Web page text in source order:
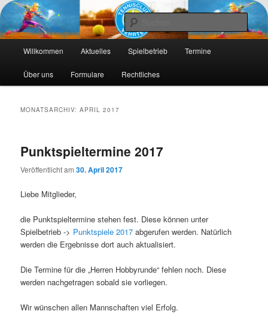
Tennis-Vehrte
Die Webseite des Tennisclub Vehrte e. V.
Zum
primären
Zum
sekundären
Willkommen Aktuelles Spielbetrieb Termine
Über uns Formulare Rechtliches
MONATSARCHIV:APRIL 2017
Punktspieltermine 2017
Veröffentlicht am30. April 2017
Liebe Mitglieder,
die Punktspieltermine stehen fest. Diese können unter
Spielbetrieb -> Punktspiele 2017 abgerufen werden. Natürlich
werden die Ergebnisse dort auch aktualisiert.
Die Termine für die „Herren Hobbyrunde“ fehlen noch. Diese
werden nachgetragen sobald sie vorliegen.
Wir wünschen allen Mannschaften viel Erfolg.